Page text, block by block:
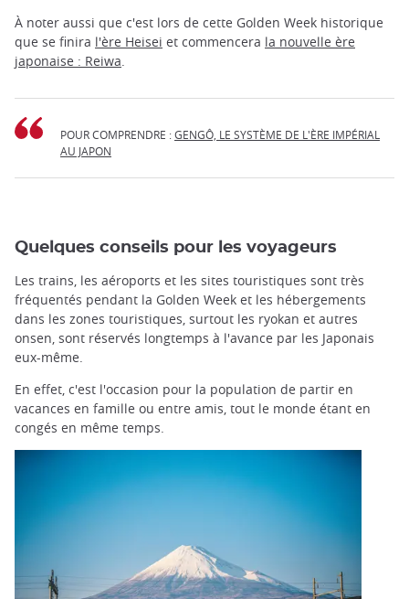
À noter aussi que c'est lors de cette Golden Week historique
que se finira l'ère Heisei et commencera la nouvelle ère
japonaise : Reiwa
POUR COMPRENDRE :GENGÔ, LE SYSTÈME DE L'ÈRE IMPÉRIAL
AU JAPON
Quelques conseils pour les voyageurs
Les trains, les aéroports et les sites touristiques sont très
fréquentés pendant la Golden Week et les hébergements
dans les zones touristiques, surtout les ryokan et autres
onsen, sont réservés longtemps à l'avance par les Japonais
eux-même.
En effet, c'est l'occasion pour la population de partir en
vacances en famille ou entre amis, tout le monde étant en
congés en même temps.